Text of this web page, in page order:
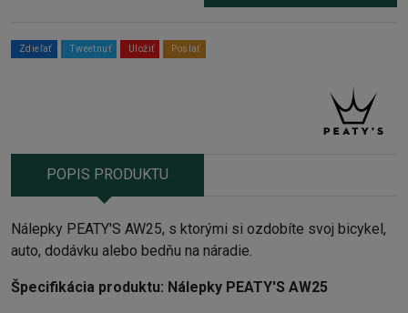
Zdieľať Tweetnuť Uložiť Poslať
POPIS PRODUKTU
Nálepky PEATY'S AW25, s ktorými si ozdobíte svoj bicykel,
auto, dodávku alebo bedňu na náradie.
Špecifikácia produktu: Nálepky PEATY'S AW25